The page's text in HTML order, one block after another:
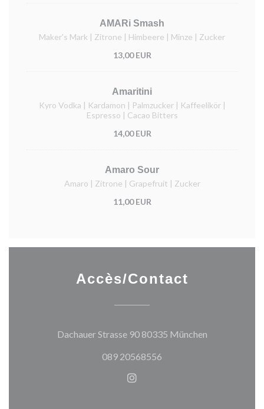
AMARi Smash
Maker's Mark | Zitrone | Himbeere | Minze | Zucker
13,00 EUR
Amaritini
Kyro Vodka | Kardamon | Palmzucker | Kaffeelikör |
Espresso | Cacao Bitters
14,00 EUR
Amaro Sour
Amaro | Zitrone | Grapefruit | Zucker
11,00 EUR
Accès/Contact
Dachauer Strasse 90 80335 München((ouvre une
089 20568556
Instagram ((ouvre une